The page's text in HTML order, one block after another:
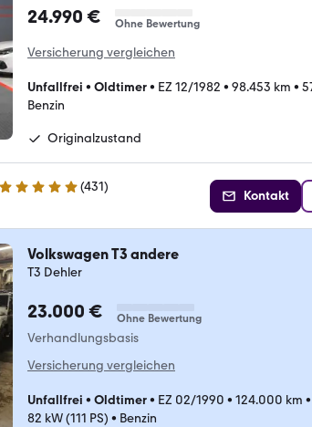
24.990 € Ohne Bewertung
Versicherung vergleichen
Unfallfrei • Oldtimer• EZ 12/1982 • 98.453 km •
Benzin
Originalzustand
4.9 Sterne (431)
Kontakt
Volkswagen T3 andere
T3 Dehler
23.000 € Ohne Bewertung
Verhandlungsbasis
Versicherung vergleichen
Unfallfrei • Oldtimer• EZ 02/1990 • 124.000 km •
82 kW (111 PS) • Benzin